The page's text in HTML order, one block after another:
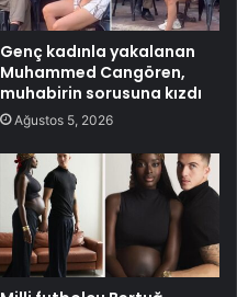
Genç kadınla yakalanan
Muhammed Cangören,
muhabirin sorusuna kızdı
Ağustos 5, 2026